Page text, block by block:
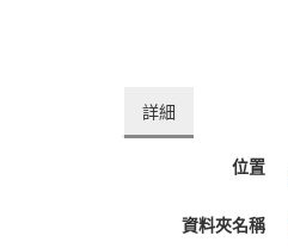
詳細
位置
資料夾名稱